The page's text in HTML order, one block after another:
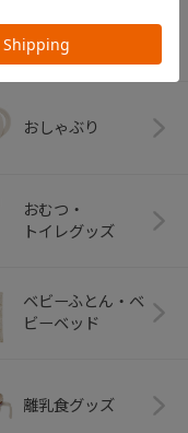
抱っこひも
（子守帯）
おしゃぶり
おむつ・
トイレグッズ
ベビーふとん・ベ
ビーベッド
離乳食グッズ